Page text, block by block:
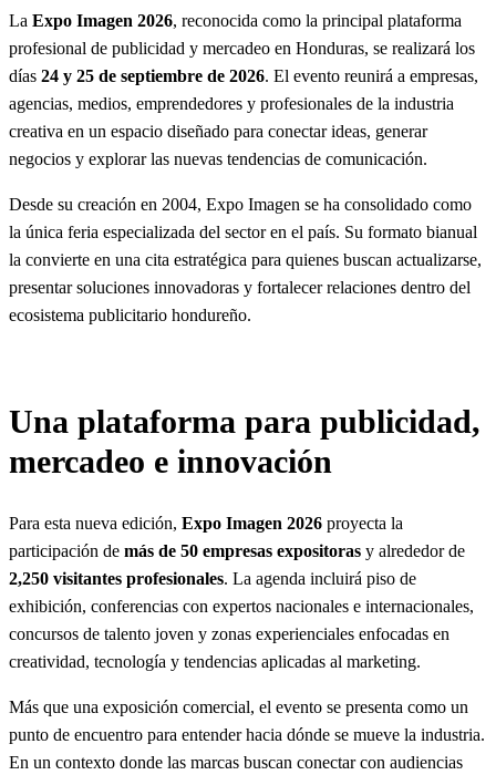
b
o
o
k
a
g
r
a
m
La Expo Imagen 2026, reconocida como la principal plataforma
profesional de publicidad y mercadeo en Honduras, se realizará los
días 24 y 25 de septiembre de 2026. El evento reunirá a empresas,
agencias, medios, emprendedores y profesionales de la industria
creativa en un espacio diseñado para conectar ideas, generar
negocios y explorar las nuevas tendencias de comunicación.
Desde su creación en 2004, Expo Imagen se ha consolidado como
la única feria especializada del sector en el país. Su formato bianual
la convierte en una cita estratégica para quienes buscan actualizarse,
presentar soluciones innovadoras y fortalecer relaciones dentro del
ecosistema publicitario hondureño.
Una plataforma para publicidad,
mercadeo e innovación
Para esta nueva edición, Expo Imagen 2026 proyecta la
participación de más de 50 empresas expositoras y alrededor de
2,250 visitantes profesionales. La agenda incluirá piso de
exhibición, conferencias con expertos nacionales e internacionales,
concursos de talento joven y zonas experienciales enfocadas en
creatividad, tecnología y tendencias aplicadas al marketing.
Más que una exposición comercial, el evento se presenta como un
punto de encuentro para entender hacia dónde se mueve la industria.
En un contexto donde las marcas buscan conectar con audiencias